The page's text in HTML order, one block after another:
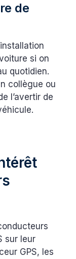
de
si on
quotidien.
collègue ou
l’avertir de
sur leur
GPS, les